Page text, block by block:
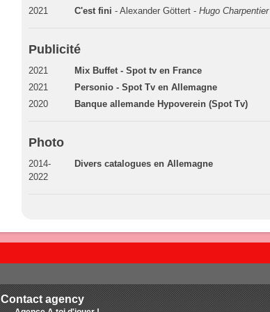
2021
C'est fini- Alexander Göttert -Hugo Charpentier
Publicité
2021
Mix Buffet - Spot tv en France
2021
Personio - Spot Tv en Allemagne
2020
Banque allemande Hypoverein (Spot Tv)
Photo
2014-
2022
Divers catalogues en Allemagne
Contact agency